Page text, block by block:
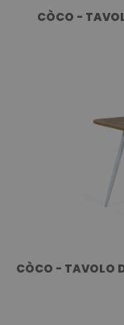
CÒCO -
CÒCO - TAVOLO